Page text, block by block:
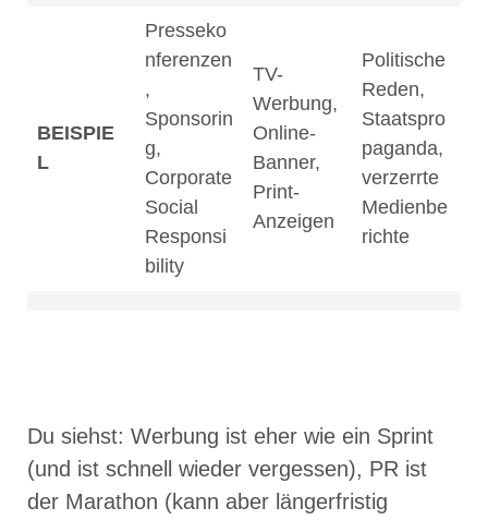
BEISPIE
L
Presseko
nferenzen
,
Sponsorin
g,
Corporate
Social
Responsi
bility
TV-
Werbung,
Online-
Banner,
Print-
Anzeigen
Politische
Reden,
Staatspro
paganda,
verzerrte
Medienbe
richte
Du siehst: Werbung ist eher wie ein Sprint
(und ist schnell wieder vergessen), PR ist
der Marathon (kann aber längerfristig